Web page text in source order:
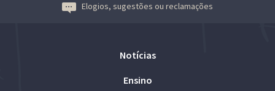
Elogios, sugestões ou reclamações
Notícias
Ensino